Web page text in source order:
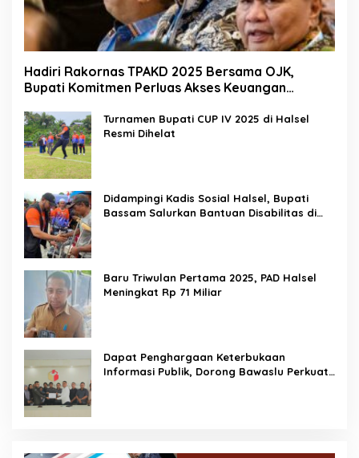
Hadiri Rakornas TPAKD 2025 Bersama OJK,
Bupati Komitmen Perluas Akses Keuangan
Turnamen Bupati CUP IV 2025 di Halsel
Resmi Dihelat
Didampingi Kadis Sosial Halsel, Bupati
Bassam Salurkan Bantuan Disabilitas di
Baru Triwulan Pertama 2025, PAD Halsel
Meningkat Rp 71 Miliar
Dapat Penghargaan Keterbukaan
Informasi Publik, Dorong Bawaslu Perkuat